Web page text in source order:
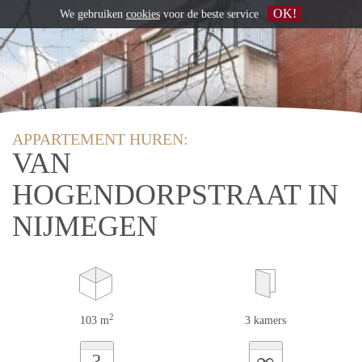
APPARTEMENT HUREN:
VAN
HOGENDORPSTRAAT IN
NIJMEGEN
103 m2 3 kamers
We gebruiken cookies voor de beste service OK!